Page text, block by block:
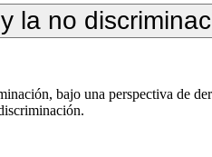
la no
bajo una perspectiva de